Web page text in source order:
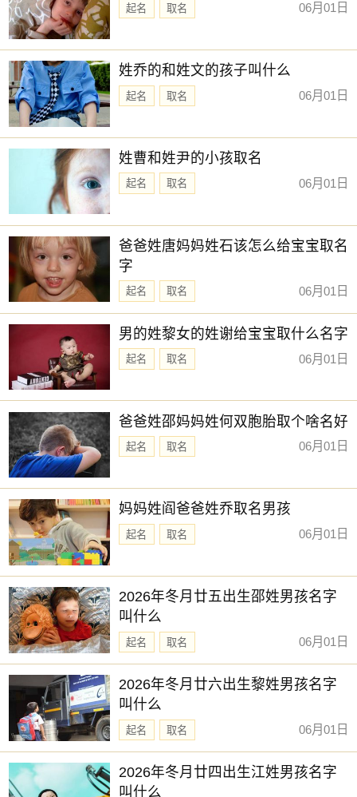
起名 取名 06月01日
姓乔的和姓文的孩子叫什么
起名 取名 06月01日
姓曹和姓尹的小孩取名
起名 取名 06月01日
爸爸姓唐妈妈姓石该怎么给宝宝取名
字
起名 取名 06月01日
男的姓黎女的姓谢给宝宝取什么名字
起名 取名 06月01日
爸爸姓邵妈妈姓何双胞胎取个啥名好
起名 取名 06月01日
妈妈姓阎爸爸姓乔取名男孩
起名 取名 06月01日
2026年冬月廿五出生邵姓男孩名字
叫什么
起名 取名 06月01日
2026年冬月廿六出生黎姓男孩名字
叫什么
起名 取名 06月01日
2026年冬月廿四出生江姓男孩名字
叫什么